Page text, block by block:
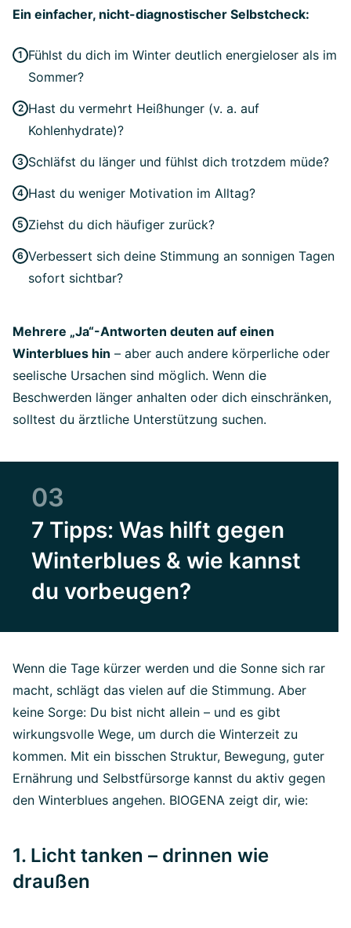
Ein einfacher, nicht-diagnostischer Selbstcheck:
Fühlst du dich im Winter deutlich energieloser als im
Sommer?
Hast du vermehrt Heißhunger (v. a. auf
Kohlenhydrate)?
Schläfst du länger und fühlst dich trotzdem müde?
Hast du weniger Motivation im Alltag?
Ziehst du dich häufiger zurück?
Verbessert sich deine Stimmung an sonnigen Tagen
sofort sichtbar?
Mehrere „Ja“-Antworten deuten auf einen
Winterblues hin – aber auch andere körperliche oder
seelische Ursachen sind möglich. Wenn die
Beschwerden länger anhalten oder dich einschränken,
solltest du ärztliche Unterstützung suchen.
03
7 Tipps: Was hilft gegen
Winterblues & wie kannst
du vorbeugen?
Wenn die Tage kürzer werden und die Sonne sich rar
macht, schlägt das vielen auf die Stimmung. Aber
keine Sorge: Du bist nicht allein – und es gibt
wirkungsvolle Wege, um durch die Winterzeit zu
kommen. Mit ein bisschen Struktur, Bewegung, guter
Ernährung und Selbstfürsorge kannst du aktiv gegen
den Winterblues angehen. BIOGENA zeigt dir, wie:
1. Licht tanken – drinnen wie
draußen